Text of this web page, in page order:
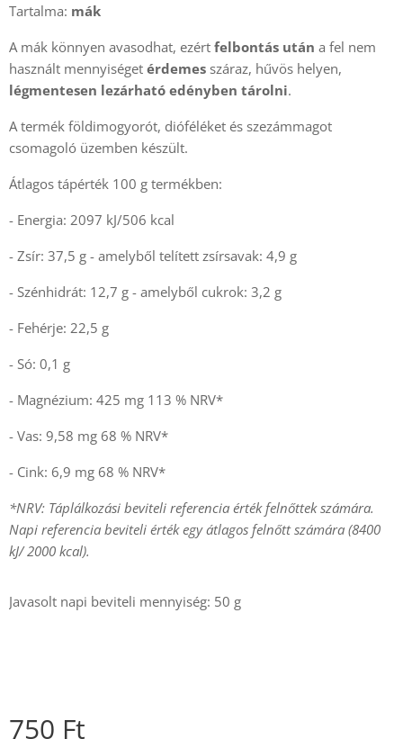
Tartalma: mák
A mák könnyen avasodhat, ezért felbontás után a fel nem
használt mennyiséget érdemes száraz, hűvös helyen,
légmentesen lezárható edényben tárolni.
A termék földimogyorót, dióféléket és szezámmagot
csomagoló üzemben készült.
Átlagos tápérték 100 g termékben:
- Energia: 2097 kJ/506 kcal
- Zsír: 37,5 g - amelyből telített zsírsavak: 4,9 g
- Szénhidrát: 12,7 g - amelyből cukrok: 3,2 g
- Fehérje: 22,5 g
- Só: 0,1 g
- Magnézium: 425 mg 113 % NRV*
- Vas: 9,58 mg 68 % NRV*
- Cink: 6,9 mg 68 % NRV*
*NRV: Táplálkozási beviteli referencia érték felnőttek számára.
Napi referencia beviteli érték egy átlagos felnőtt számára (8400
kJ/ 2000 kcal).
Javasolt napi beviteli mennyiség: 50 g
750 Ft